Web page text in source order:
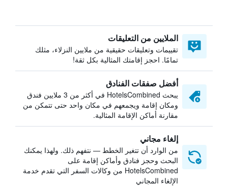
الملايين من التعليقات
تقييمات وتعليقات حقيقية من ملايين النزلاء، مثلك
تمامًا. احجز إقامتك المثالية بكل ثقة!
أفضل صفقات الفنادق
يبحث HotelsCombined في أكثر من 3 ملايين فندق
ومكان إقامة ويجمعهم في مكان واحد حتى تتمكن من
مقارنة أماكن الإقامة المثالية.
إلغاء مجاني
من الوارد أن تتغير الخطط — نتفهم ذلك. ولهذا يمكنك
البحث وحجز فنادق وأماكن إقامة على
HotelsCombined من وكالات السفر التي تقدم خدمة
الإلغاء المجاني